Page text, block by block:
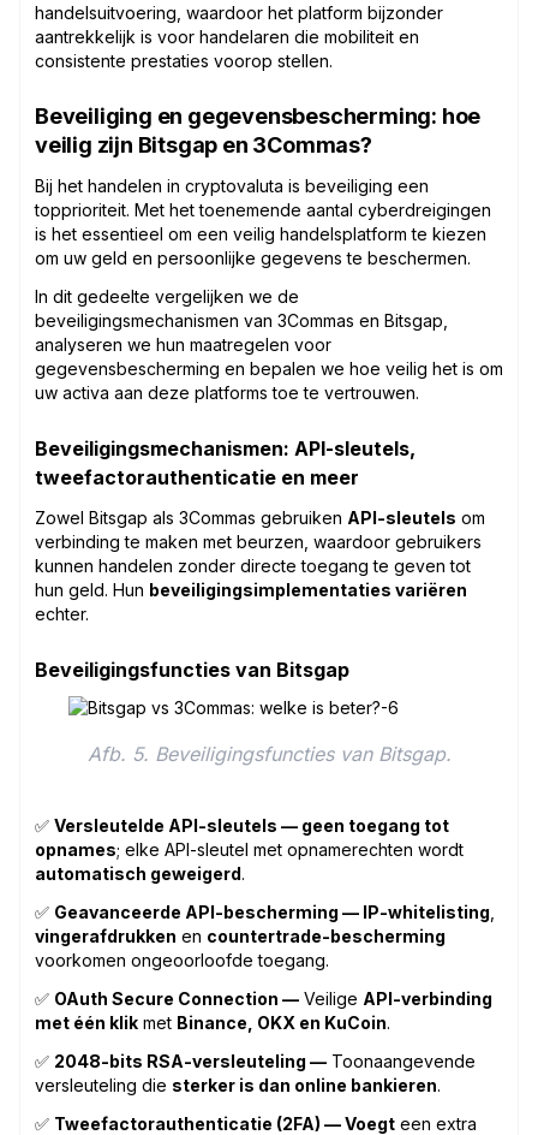
handelsuitvoering, waardoor het platform bijzonder
aantrekkelijk is voor handelaren die mobiliteit en
consistente prestaties voorop stellen.
Beveiliging en gegevensbescherming: hoe
veilig zijn Bitsgap en 3Commas?
Bij het handelen in cryptovaluta is beveiliging een
topprioriteit. Met het toenemende aantal cyberdreigingen
is het essentieel om een veilig handelsplatform te kiezen
om uw geld en persoonlijke gegevens te beschermen.
In dit gedeelte vergelijken we de
beveiligingsmechanismen van 3Commas en Bitsgap,
analyseren we hun maatregelen voor
gegevensbescherming en bepalen we hoe veilig het is om
uw activa aan deze platforms toe te vertrouwen.
Beveiligingsmechanismen: API-sleutels,
tweefactorauthenticatie en meer
Zowel Bitsgap als 3Commas gebruiken API-sleutels om
verbinding te maken met beurzen, waardoor gebruikers
kunnen handelen zonder directe toegang te geven tot
hun geld. Hun beveiligingsimplementaties variëren
echter.
Beveiligingsfuncties van Bitsgap
Afb. 5. Beveiligingsfuncties van Bitsgap.
✅ Versleutelde API-sleutels — geen toegang tot
opnames; elke API-sleutel met opnamerechten wordt
automatisch geweigerd.
✅ Geavanceerde API-bescherming — IP-whitelisting
vingerafdrukken en countertrade-bescherming
voorkomen ongeoorloofde toegang.
✅ OAuth Secure Connection — Veilige API-verbinding
met één klik met Binance, OKX en KuCoin.
✅ 2048-bits RSA-versleuteling — Toonaangevende
versleuteling die sterker is dan online bankieren.
✅ Tweefactorauthenticatie (2FA) — Voegt een extra